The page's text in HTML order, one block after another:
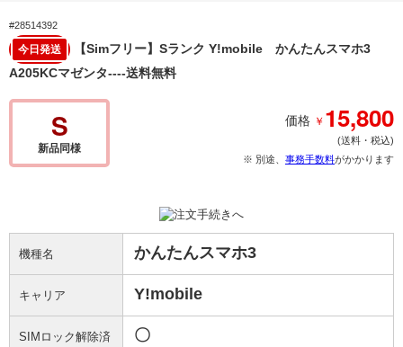
#28514392
今日発送
【Simフリー】Sランク Y!mobile かんたんスマホ3
A205KCマゼンタ----送料無料
S
新品同様
価格 ￥ 15,800
(送料・税込)
※ 別途、 事務手数料がかかります
機種名 かんたんスマホ3
キャリア Y!mobile
SIMロック解除済 〇